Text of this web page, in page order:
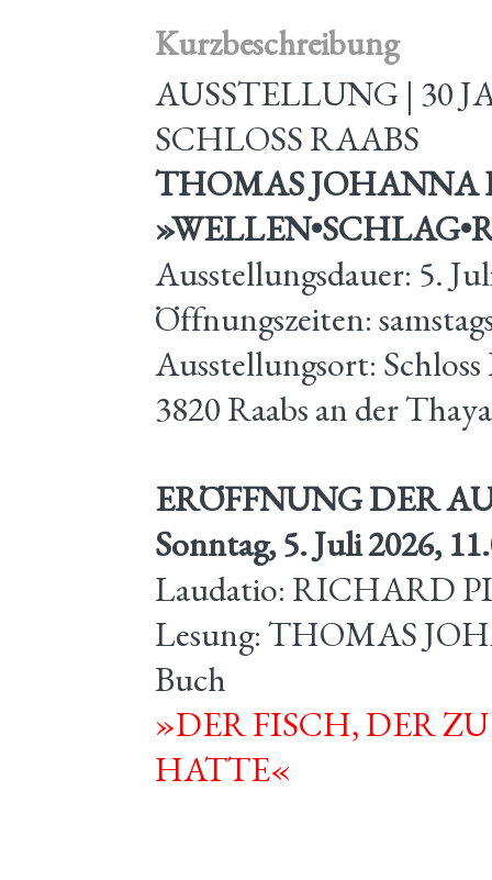
Kurzbeschreibung
AUSSTELLUNG | 30
SCHLOSS RAABS
THOMAS JOHANNA
Ausstellungsdauer: 5.
Öffnungszeiten:
Ausstellungsort:
3820 Raabs an der Thaya
ERÖFFNUNG DER
Sonntag, 5. Juli 2026,
Laudatio: RICHARD
Lesung: THOMAS
Buch
»DER FISCH, DER
HATTE«